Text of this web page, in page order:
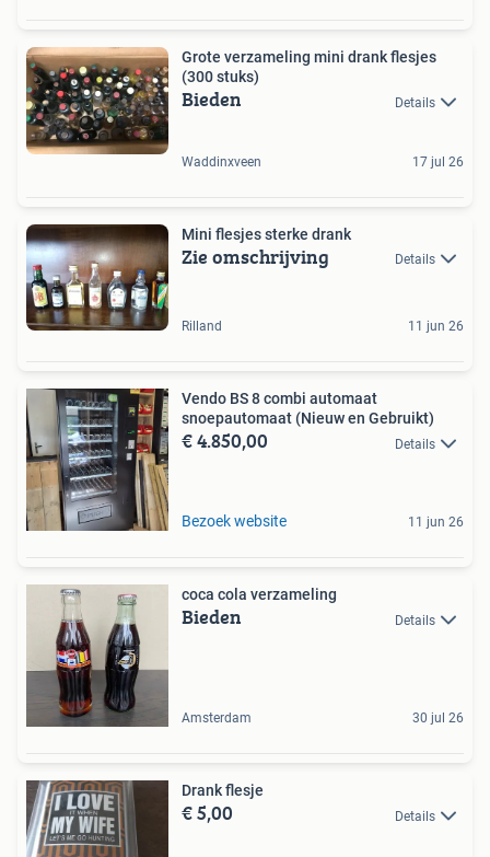
Grote verzameling mini drank flesjes
(300 stuks)
Bieden Details
Waddinxveen 17 jul 26
Mini flesjes sterke drank
Zie omschrijving Details
Rilland 11 jun 26
Vendo BS 8 combi automaat
snoepautomaat (Nieuw en Gebruikt)
€ 4.850,00 Details
Bezoek website 11 jun 26
coca cola verzameling
Bieden Details
Amsterdam 30 jul 26
Drank flesje
€ 5,00 Details